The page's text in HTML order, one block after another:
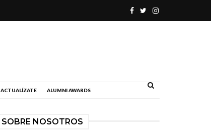
ACTUALÍZATE ALUMNI AWARDS
SOBRE NOSOTROS